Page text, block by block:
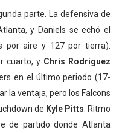
parte. La defensiva de
y Daniels se echó el
por aire y 127 por tierra).
cuarto, y Chris Rodriguez
en el último periodo (17-
la ventaja, pero los Falcons
de Kyle Pitts . Ritmo
de partido donde Atlanta